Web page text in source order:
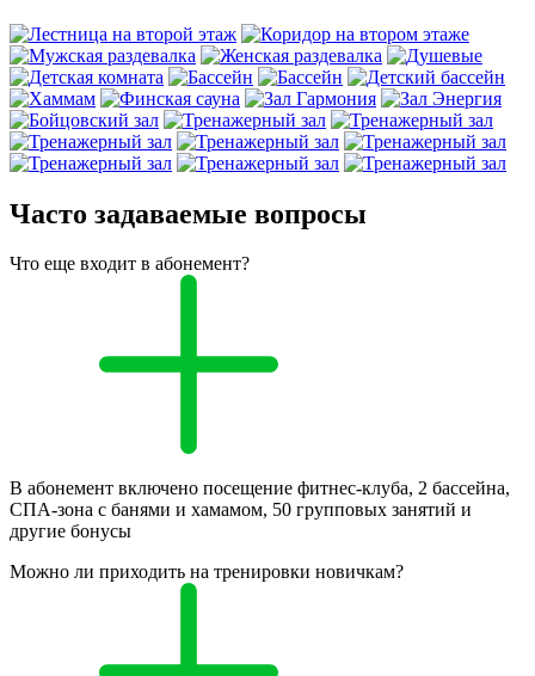
Часто задаваемые вопросы
Что еще входит в абонемент?
В абонемент включено посещение фитнес-клуба, 2 бассейна,
СПА-зона с банями и хамамом, 50 групповых занятий и
другие бонусы
Можно ли приходить на тренировки новичкам?